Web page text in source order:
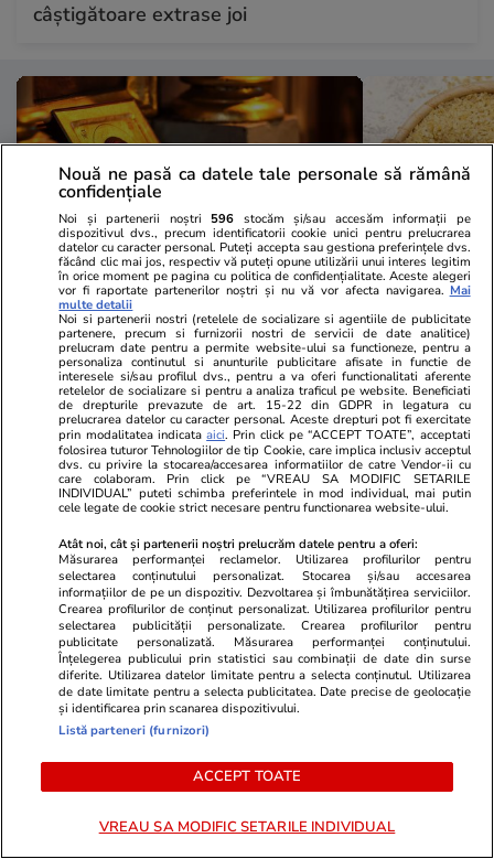
câștigătoare extrase joi
Lifestyle 17:29
Postul Sfintei Mării – Postul
Adormirii Maicii Domnului. Ce se
mănâncă în post
Lifestyle
Ce este
gătește
29 iul.
Cum să-ți protejezi locuința de
incendiile de vegetație
Nouă ne pasă ca datele tale personale să rămână
confidențiale
Noi și partenerii noștri 596 stocăm și/sau accesăm informații pe
dispozitivul dvs., precum identificatorii cookie unici pentru prelucrarea
datelor cu caracter personal. Puteți accepta sau gestiona preferințele dvs.
făcând clic mai jos, respectiv vă puteți opune utilizării unui interes legitim
în orice moment pe pagina cu politica de confidențialitate. Aceste alegeri
vor fi raportate partenerilor noștri și nu vă vor afecta navigarea. Mai
multe detalii
Noi si partenerii nostri (retelele de socializare si agentiile de publicitate
partenere, precum si furnizorii nostri de servicii de date analitice)
prelucram date pentru a permite website-ului sa functioneze, pentru a
personaliza continutul si anunturile publicitare afisate in functie de
interesele si/sau profilul dvs., pentru a va oferi functionalitati aferente
retelelor de socializare si pentru a analiza traficul pe website. Beneficiati
de drepturile prevazute de art. 15-22 din GDPR in legatura cu
prelucrarea datelor cu caracter personal. Aceste drepturi pot fi exercitate
prin modalitatea indicataaici. Prin click pe “ACCEPT TOATE”, acceptati
folosirea tuturor Tehnologiilor de tip Cookie, care implica inclusiv acceptul
dvs. cu privire la stocarea/accesarea informatiilor de catre Vendor-ii cu
care colaboram. Prin click pe “VREAU SA MODIFIC SETARILE
INDIVIDUAL” puteti schimba preferintele in mod individual, mai putin
cele legate de cookie strict necesare pentru functionarea website-ului.
Atât noi, cât și partenerii noștri prelucrăm datele pentru a oferi:
Măsurarea performanței reclamelor. Utilizarea profilurilor pentru
selectarea conținutului personalizat. Stocarea și/sau accesarea
informațiilor de pe un dispozitiv. Dezvoltarea și îmbunătățirea serviciilor.
Crearea profilurilor de conținut personalizat. Utilizarea profilurilor pentru
selectarea publicității personalizate. Crearea profilurilor pentru
publicitate personalizată. Măsurarea performanței conținutului.
Înțelegerea publicului prin statistici sau combinații de date din surse
diferite. Utilizarea datelor limitate pentru a selecta conținutul. Utilizarea
de date limitate pentru a selecta publicitatea. Date precise de geolocație
și identificarea prin scanarea dispozitivului.
Listă parteneri (furnizori)
ACCEPT TOATE
VREAU SA MODIFIC SETARILE INDIVIDUAL